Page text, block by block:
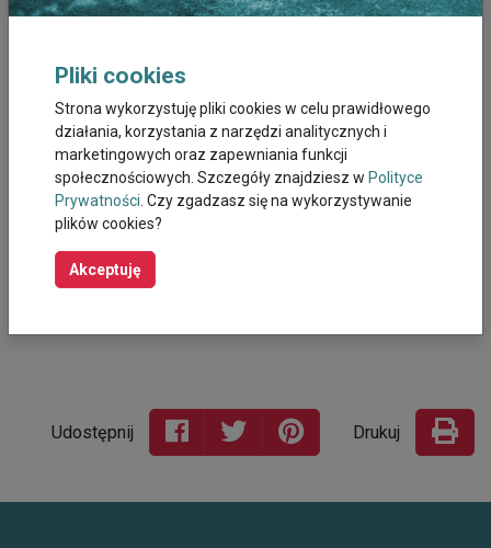
elektronicznej (w formie skanów podpisanych dokumentów)
na adres:mco@mco.krakow.pl
pomoc w wypełnieniu dokumentacji rekrutacyjnej w postaci
konsultacji telefonicznych pod numerem+48 12 44 67 530
Wszystkie zgładzające się osoby zostaną wpisane na
rezerwowe.
Wszyscy uczestnicy projektu mogą liczyć na wsparcie i
poradnictwo telefoniczne pod numerem:
Zachęcamy również do śledzenia naszej strony
Udostępnij Drukuj
Pliki cookies
Strona wykorzystuję pliki cookies w celu prawidłowego
działania, korzystania z narzędzi analitycznych i
marketingowych oraz zapewniania funkcji
społecznościowych. Szczegóły znajdziesz w Polityce
Prywatności. Czy zgadzasz się na wykorzystywanie
plików cookies?
Akceptuję